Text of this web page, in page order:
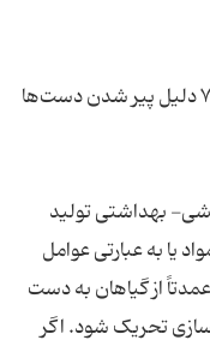
بهداشتی تولید
یا به عبارتی عوامل
از گیاهان به دست
تحریک شود. اگر